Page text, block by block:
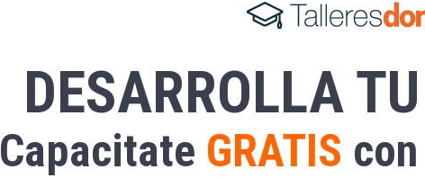
DESARROLLA
Capacitate GRATIS